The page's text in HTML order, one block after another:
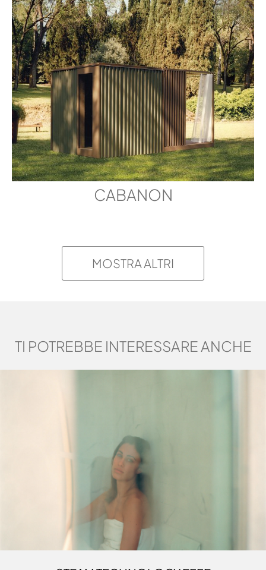
RICHIEDI INFORMAZIONI
CABANON
MOSTRA ALTRI
TI POTREBBE INTERESSARE ANCHE